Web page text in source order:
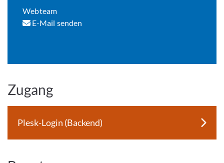
Webteam
E-Mail senden
Zugang
Plesk-Login (Backend)